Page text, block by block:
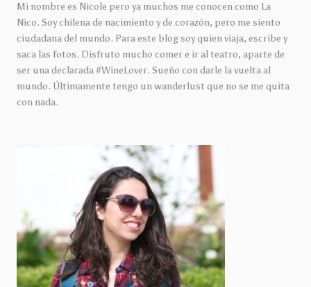
Mi nombre es Nicole pero ya muchos me conocen como La
Nico. Soy chilena de nacimiento y de corazón, pero me siento
ciudadana del mundo. Para este blog soy quien viaja, escribe y
saca las fotos. Disfruto mucho comer e ir al teatro, aparte de
ser una declarada #WineLover. Sueño con darle la vuelta al
mundo. Últimamente tengo un wanderlust que no se me quita
con nada.